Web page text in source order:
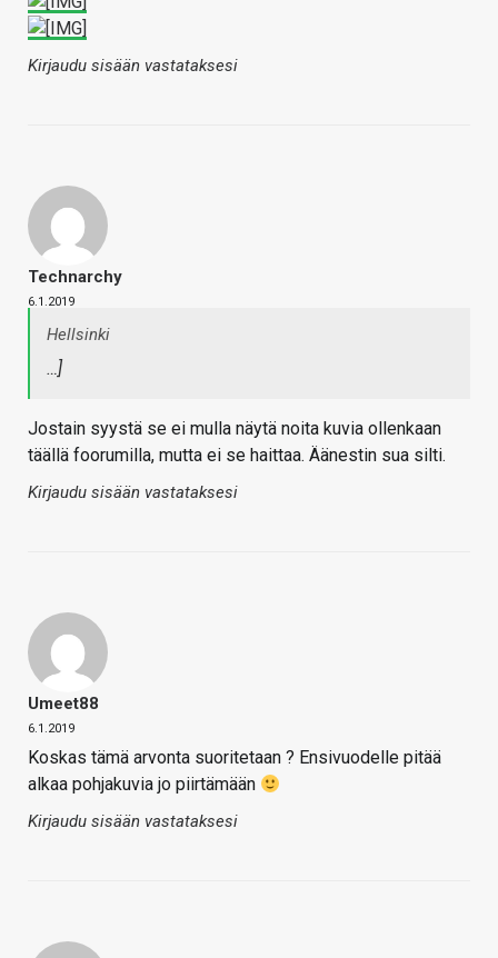
Kirjaudu sisään vastataksesi
Technarchy
6.1.2019
Hellsinki
…]
Jostain syystä se ei mulla näytä noita kuvia ollenkaan
täällä foorumilla, mutta ei se haittaa. Äänestin sua silti.
Kirjaudu sisään vastataksesi
Umeet88
6.1.2019
Koskas tämä arvonta suoritetaan ? Ensivuodelle pitää
alkaa pohjakuvia jo piirtämään
Kirjaudu sisään vastataksesi